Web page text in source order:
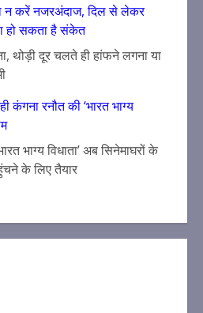
न करें नजरअंदाज, दिल से लेकर
हो सकता है संकेत
थोड़ी दूर चलते ही हांफने लगना या
कंगना रनौत की ‘भारत भाग्य
भाग्य विधाता’ अब सिनेमाघरों के
के लिए तैयार